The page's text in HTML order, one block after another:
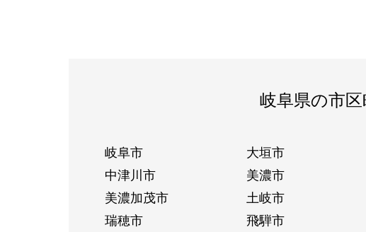
岐阜県の市
岐阜市 大垣市
中津川市
美濃市
美濃加茂市
土岐市
瑞穂市
飛騨市